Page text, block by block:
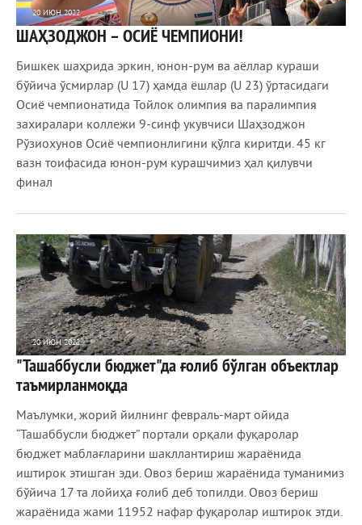
20 ИЮН 2022
690 0
ШАҲЗОДЖОН – ОСИЁ ЧЕМПИОНИ!
Бишкек шаҳрида эркин, юнон-рум ва аёллар кураши
бўйича ўсмирлар (U 17) ҳамда ёшлар (U 23) ўртасидаги
Осиё чемпионатида Тойлок олимпия ва паралимпия
захиралари коллежи 9-синф укувчиси Шаҳзоджон
Рўзиохунов Осиё чемпионлигини қўлга киритди. 45 кг
вазн тоифасида юнон-рум курашчимиз ҳал қилувчи
финал
20 ИЮН 2022
660 0
"Ташаббусли бюджет"да ғолиб бўлган объектлар
таъмирланмоқда
Маълумки, жорий йилнинг февраль-март ойида
“Ташаббусли бюджет” портали орқали фуқаролар
бюджет маблағларини шакллантириш жараёнида
иштирок этишган эди. Овоз бериш жараёнида туманимиз
бўйича 17 та лойиҳа ғолиб деб топилди. Овоз бериш
жараёнида жами 11952 нафар фуқаролар иштирок этди.